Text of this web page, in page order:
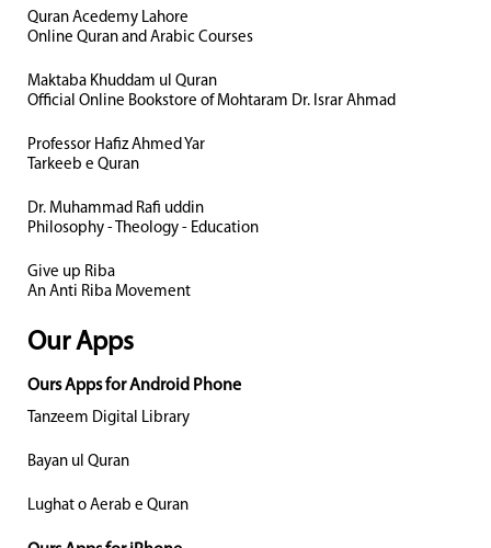
Quran Acedemy Lahore
Online Quran and Arabic Courses
Maktaba Khuddam ul Quran
Official Online Bookstore of Mohtaram Dr. Israr Ahmad
Professor Hafiz Ahmed Yar
Tarkeeb e Quran
Dr. Muhammad Rafi uddin
Philosophy - Theology - Education
Give up Riba
An Anti Riba Movement
Our Apps
Ours Apps for Android Phone
Tanzeem Digital Library
Bayan ul Quran
Lughat o Aerab e Quran